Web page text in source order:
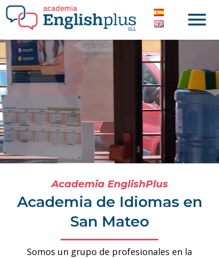
Academia de Idiomas EnglishPlus
Academia EnglishPlus
Academia de Idiomas en
San Mateo
Somos un grupo de profesionales en la